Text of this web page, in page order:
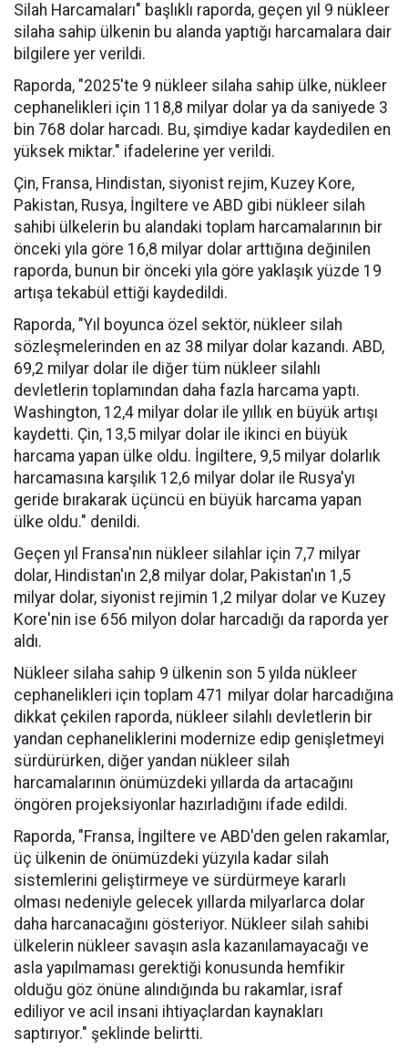
Silah Harcamaları" başlıklı raporda, geçen yıl 9 nükleer
silaha sahip ülkenin bu alanda yaptığı harcamalara dair
bilgilere yer verildi.
Raporda, "2025'te 9 nükleer silaha sahip ülke, nükleer
cephanelikleri için 118,8 milyar dolar ya da saniyede 3
bin 768 dolar harcadı. Bu, şimdiye kadar kaydedilen en
yüksek miktar." ifadelerine yer verildi.
Çin, Fransa, Hindistan, siyonist rejim, Kuzey Kore,
Pakistan, Rusya, İngiltere ve ABD gibi nükleer silah
sahibi ülkelerin bu alandaki toplam harcamalarının bir
önceki yıla göre 16,8 milyar dolar arttığına değinilen
raporda, bunun bir önceki yıla göre yaklaşık yüzde 19
artışa tekabül ettiği kaydedildi.
Raporda, "Yıl boyunca özel sektör, nükleer silah
sözleşmelerinden en az 38 milyar dolar kazandı. ABD,
69,2 milyar dolar ile diğer tüm nükleer silahlı
devletlerin toplamından daha fazla harcama yaptı.
Washington, 12,4 milyar dolar ile yıllık en büyük artışı
kaydetti. Çin, 13,5 milyar dolar ile ikinci en büyük
harcama yapan ülke oldu. İngiltere, 9,5 milyar dolarlık
harcamasına karşılık 12,6 milyar dolar ile Rusya'yı
geride bırakarak üçüncü en büyük harcama yapan
ülke oldu." denildi.
Geçen yıl Fransa'nın nükleer silahlar için 7,7 milyar
dolar, Hindistan'ın 2,8 milyar dolar, Pakistan'ın 1,5
milyar dolar, siyonist rejimin 1,2 milyar dolar ve Kuzey
Kore'nin ise 656 milyon dolar harcadığı da raporda yer
aldı.
Nükleer silaha sahip 9 ülkenin son 5 yılda nükleer
cephanelikleri için toplam 471 milyar dolar harcadığına
dikkat çekilen raporda, nükleer silahlı devletlerin bir
yandan cephaneliklerini modernize edip genişletmeyi
sürdürürken, diğer yandan nükleer silah
harcamalarının önümüzdeki yıllarda da artacağını
öngören projeksiyonlar hazırladığını ifade edildi.
Raporda, "Fransa, İngiltere ve ABD'den gelen rakamlar,
üç ülkenin de önümüzdeki yüzyıla kadar silah
sistemlerini geliştirmeye ve sürdürmeye kararlı
olması nedeniyle gelecek yıllarda milyarlarca dolar
daha harcanacağını gösteriyor. Nükleer silah sahibi
ülkelerin nükleer savaşın asla kazanılamayacağı ve
asla yapılmaması gerektiği konusunda hemfikir
olduğu göz önüne alındığında bu rakamlar, israf
ediliyor ve acil insani ihtiyaçlardan kaynakları
saptırıyor." şeklinde belirtti.